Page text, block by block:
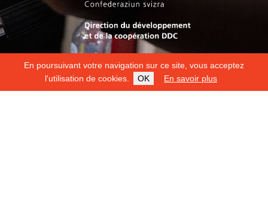
En poursuivant votre navigation sur ce site, vous acceptez
l'utilisation de cookies.
OK En savoir plus